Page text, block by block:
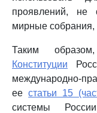
проявлений, не
мирные собрания,
Таким
Конституции
международно-
еестатьи 15
системы